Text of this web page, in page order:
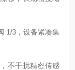
1/3，设备紧凑集
不干扰精密传感